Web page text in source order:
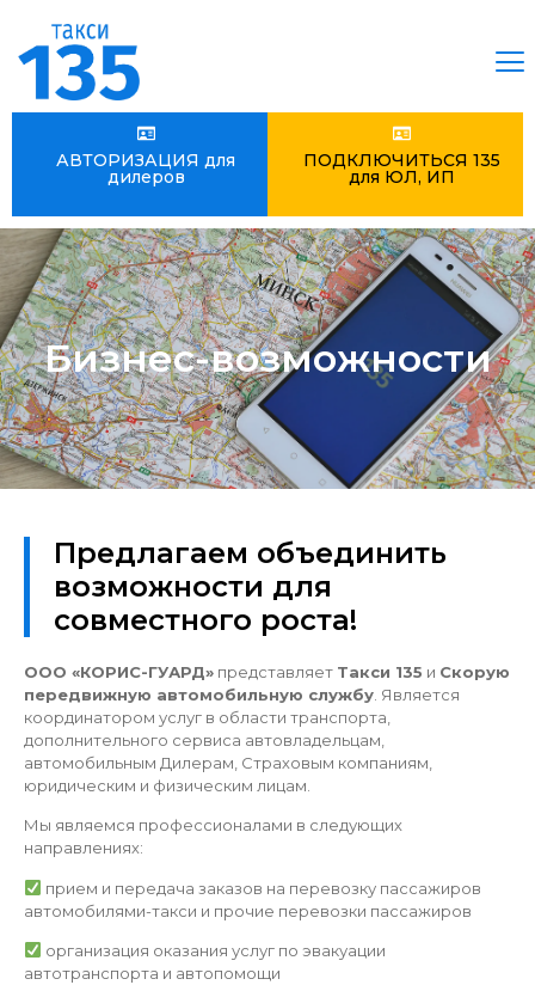
АВТОРИЗАЦИЯ для
дилеров
ПОДКЛЮЧИТЬСЯ 135
для ЮЛ, ИП
Бизнес-возможности
Предлагаем объединить
возможности для
совместного роста!
ООО «КОРИС-ГУАРД» представляет Такси 135 и Скорую
передвижную автомобильную службу . Является
координатором услуг в области транспорта,
дополнительного сервиса автовладельцам,
автомобильным Дилерам, Страховым компаниям,
юридическим и физическим лицам.
Мы являемся профессионалами в следующих
направлениях:
прием и передача заказов на перевозку пассажиров
автомобилями-такси и прочие перевозки пассажиров
организация оказания услуг по эвакуации
автотранспорта и автопомощи